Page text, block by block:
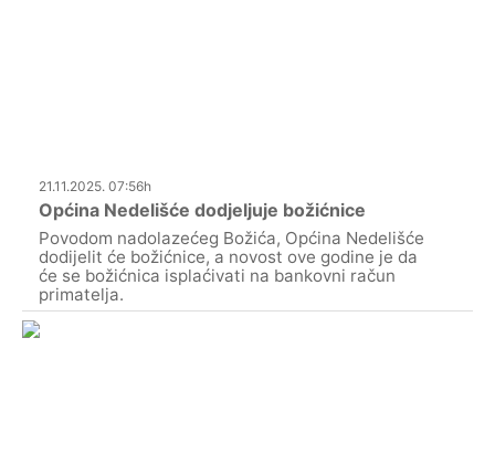
21.11.2025. 07:56h
Općina Nedelišće dodjeljuje božićnice
Povodom nadolazećeg Božića, Općina Nedelišće
dodijelit će božićnice, a novost ove godine je da
će se božićnica isplaćivati na bankovni račun
primatelja.